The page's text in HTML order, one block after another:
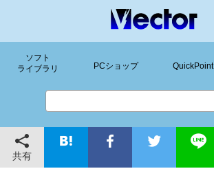
ソフト
ライブラリ
PCショップ QuickPoint
共有